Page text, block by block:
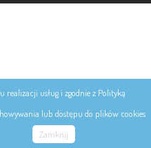
realizacji usług i zgodnie z Polityką
lub dostępu do plików cookies
Zamknij